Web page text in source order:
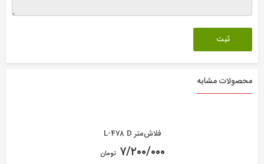
محصولات مشابه
فلاش‌متر L-478 D
۷/۲۰۰/۰۰۰ تومان